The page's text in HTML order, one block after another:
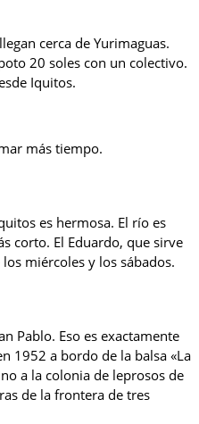
cerca de Yurimaguas.
20 soles con un colectivo.
Iquitos.
más tiempo.
es hermosa. El río es
corto. El Eduardo, que sirve
miércoles y los sábados.
Pablo. Eso es exactamente
1952 a bordo de la balsa «La
a la colonia de leprosos de
de la frontera de tres